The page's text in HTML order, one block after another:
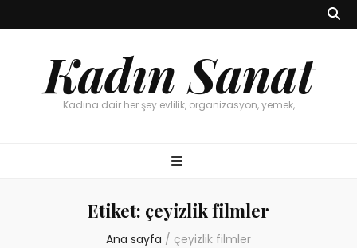
Kadın Sanat
Kadına dair her şey evlilik, organizasyon, yemek,
Etiket: çeyizlik filmler
Ana sayfa / çeyizlik filmler